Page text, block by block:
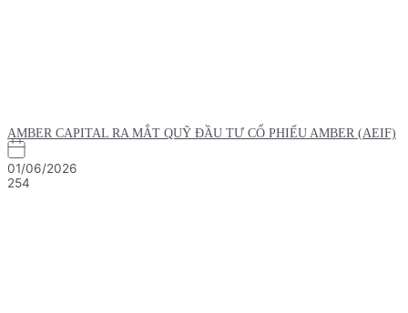
AMBER CAPITAL RA MẮT QUỸ ĐẦU TƯ CỔ PHIẾU AMBER (AEIF)
01/06/2026
254